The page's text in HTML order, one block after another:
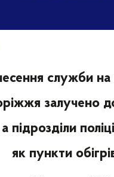
служби на
залучено
а підрозділи
як пункти